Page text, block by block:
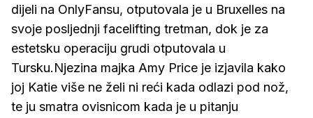
dijeli na OnlyFansu, otputovala je u Bruxelles na
svoje posljednji facelifting tretman, dok je za
estetsku operaciju grudi otputovala u
Tursku.Njezina majka Amy Price je izjavila kako
joj Katie više ne želi ni reći kada odlazi pod nož,
te ju smatra ovisnicom kada je u pitanju